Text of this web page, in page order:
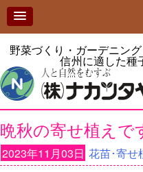
野菜づくり・ガーデニン
信州に適した種
晩秋の寄せ植えで
2023年11月03日 花苗･寄せ